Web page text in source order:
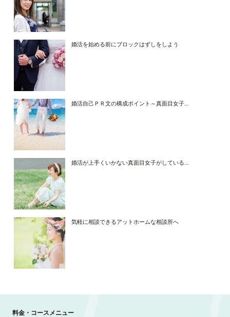
婚活を始める前にブロックはずしをしよう
婚活自己ＰＲ文の構成ポイント～真面目女子...
婚活が上手くいかない真面目女子がしている...
気軽に相談できるアットホームな相談所へ
料金・コースメニュー